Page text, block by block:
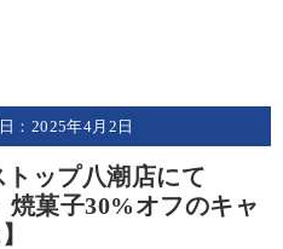
： 2025年4月2日
ップ八潮店にて
焼菓子30%オフのキャ